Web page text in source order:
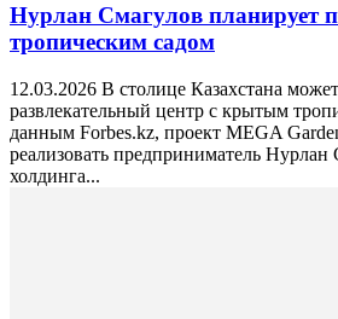
Нурлан Смагулов планирует
тропическим садом
12.03.2026 В столице Казахстана
развлекательный центр с крытым
данным Forbes.kz, проект MEGA
реализовать предприниматель Нурлан
холдинга...